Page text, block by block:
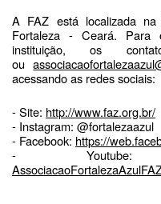
A FAZ está localizada
Fortaleza - Ceará. Para
instituição, os
ou
acessando as redes sociais:
- Site: http://www.faz.org.br/
- Instagram: @fortalezaazul
- Facebook: https://
-